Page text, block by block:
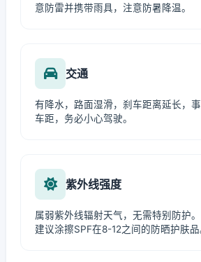
意防雷并携带雨具，注意防暑降温。
交通
有降水，路面湿滑，刹车距离延长，
车距，务必小心驾驶。
紫外线强度
属弱紫外线辐射天气，无需特别防护。
建议涂擦SPF在8-12之间的防晒护肤品